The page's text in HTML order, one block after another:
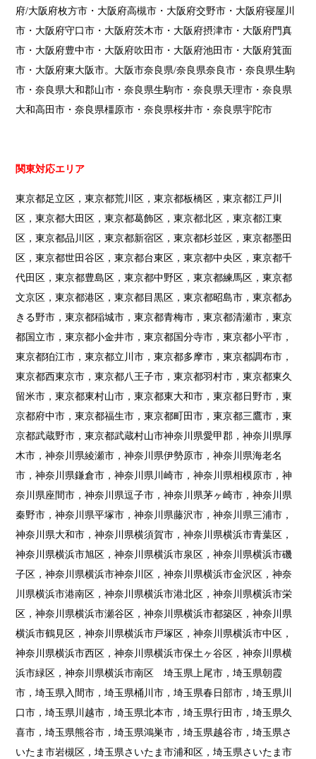
府/大阪府枚方市・大阪府高槻市・大阪府交野市・大阪府寝屋川
市・大阪府守口市・大阪府茨木市・大阪府摂津市・大阪府門真
市・大阪府豊中市・大阪府吹田市・大阪府池田市・大阪府箕面
市・大阪府東大阪市。大阪市奈良県/奈良県奈良市・奈良県生駒
市・奈良県大和郡山市・奈良県生駒市・奈良県天理市・奈良県
大和高田市・奈良県橿原市・奈良県桜井市・奈良県宇陀市
関東対応エリア
東京都足立区，東京都荒川区，東京都板橋区，東京都江戸川
区，東京都大田区，東京都葛飾区，東京都北区，東京都江東
区，東京都品川区，東京都新宿区，東京都杉並区，東京都墨田
区，東京都世田谷区，東京都台東区，東京都中央区，東京都千
代田区，東京都豊島区，東京都中野区，東京都練馬区，東京都
文京区，東京都港区，東京都目黒区，東京都昭島市，東京都あ
きる野市，東京都稲城市，東京都青梅市，東京都清瀬市，東京
都国立市，東京都小金井市，東京都国分寺市，東京都小平市，
東京都狛江市，東京都立川市，東京都多摩市，東京都調布市，
東京都西東京市，東京都八王子市，東京都羽村市，東京都東久
留米市，東京都東村山市，東京都東大和市，東京都日野市，東
京都府中市，東京都福生市，東京都町田市，東京都三鷹市，東
京都武蔵野市，東京都武蔵村山市神奈川県愛甲郡，神奈川県厚
木市，神奈川県綾瀬市，神奈川県伊勢原市，神奈川県海老名
市，神奈川県鎌倉市，神奈川県川崎市，神奈川県相模原市，神
奈川県座間市，神奈川県逗子市，神奈川県茅ヶ崎市，神奈川県
秦野市，神奈川県平塚市，神奈川県藤沢市，神奈川県三浦市，
神奈川県大和市，神奈川県横須賀市，神奈川県横浜市青葉区，
神奈川県横浜市旭区，神奈川県横浜市泉区，神奈川県横浜市磯
子区，神奈川県横浜市神奈川区，神奈川県横浜市金沢区，神奈
川県横浜市港南区，神奈川県横浜市港北区，神奈川県横浜市栄
区，神奈川県横浜市瀬谷区，神奈川県横浜市都築区，神奈川県
横浜市鶴見区，神奈川県横浜市戸塚区，神奈川県横浜市中区，
神奈川県横浜市西区，神奈川県横浜市保土ヶ谷区，神奈川県横
浜市緑区，神奈川県横浜市南区 埼玉県上尾市，埼玉県朝霞
市，埼玉県入間市，埼玉県桶川市，埼玉県春日部市，埼玉県川
口市，埼玉県川越市，埼玉県北本市，埼玉県行田市，埼玉県久
喜市，埼玉県熊谷市，埼玉県鴻巣市，埼玉県越谷市，埼玉県さ
いたま市岩槻区，埼玉県さいたま市浦和区，埼玉県さいたま市